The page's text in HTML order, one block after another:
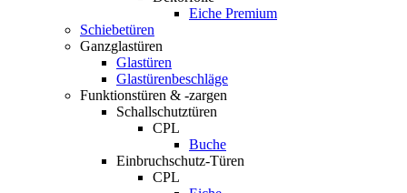
Eiche Premium
Schiebetüren
Ganzglastüren
Glastüren
Glastürenbeschläge
Funktionstüren & -zargen
Schallschutztüren
CPL
Buche
Einbruchschutz-Türen
CPL